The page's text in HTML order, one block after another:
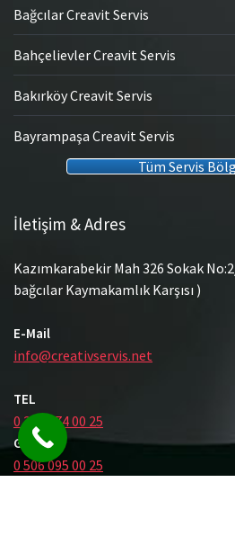
Bağcılar Creavit Servis
Bahçelievler Creavit Servis
Bakırköy Creavit Servis
Bayrampaşa Creavit Servis
Tüm Servis
İletişim & Adres
Kazımkarabekir Mah 326 Sokak
bağcılar Kaymakamlık Karşısı )
E-Mail
info@creativservis.net
TEL
0 212 474 00 25
GSM
0 506 095 00 25